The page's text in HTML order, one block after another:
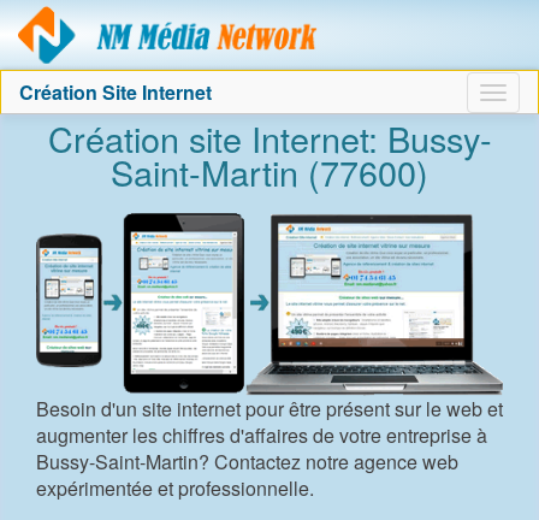
Création Site Internet
Création site Internet: Bussy-
Saint-Martin (77600)
Besoin d'un site internet pour être présent sur le web et
augmenter les chiffres d'affaires de votre entreprise à
Bussy-Saint-Martin? Contactez notre agence web
expérimentée et professionnelle.